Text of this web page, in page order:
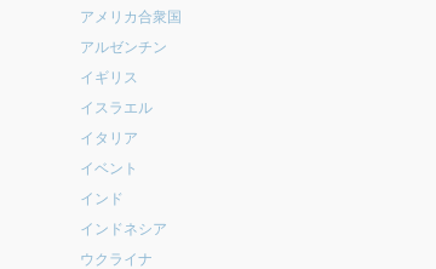
アメリカ合衆国
アルゼンチン
イギリス
イスラエル
イタリア
イベント
インド
インドネシア
ウクライナ